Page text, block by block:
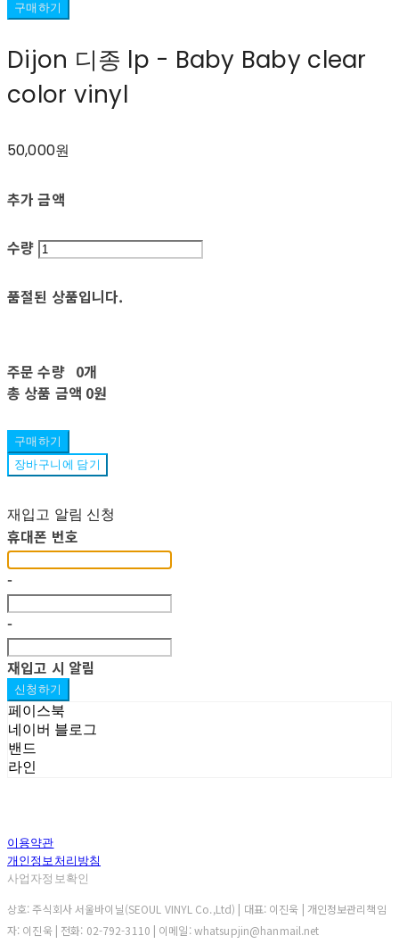
구매하기
Dijon 디종 lp - Baby Baby clear
color vinyl
50,000원
추가 금액
수량
품절된 상품입니다.
주문 수량 0개
총 상품 금액 0원
구매하기
장바구니에 담기
재입고 알림 신청
휴대폰 번호
-
-
재입고 시 알림
신청하기
페이스북
네이버 블로그
밴드
라인
이용약관
개인정보처리방침
사업자정보확인
상호: 주식회사 서울바이닐(SEOUL VINYL Co.,Ltd) | 대표: 이진욱 | 개인정보관리책임
자: 이진욱 | 전화: 02-792-3110 | 이메일: whatsupjin@hanmail.net